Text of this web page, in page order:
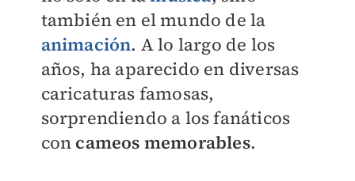
también en el mundo de la
animación. A lo largo de los
años, ha aparecido en diversas
caricaturas famosas,
sorprendiendo a los fanáticos
con cameos memorables.